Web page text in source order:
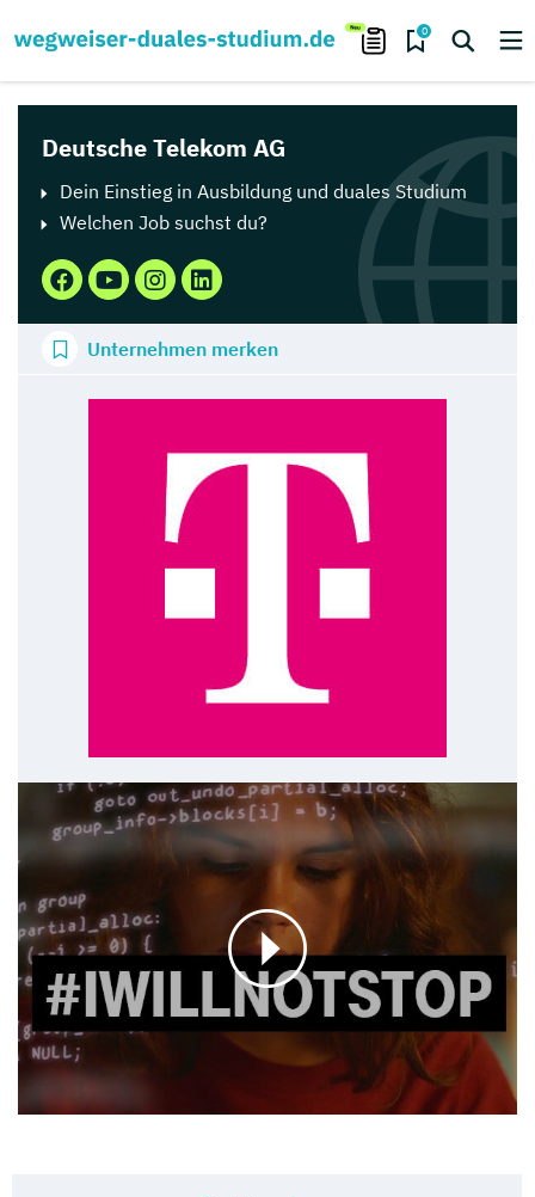
0
Deutsche Telekom AG
Dein Einstieg in Ausbildung und duales Studium
Welchen Job suchst du?
Unternehmen merken